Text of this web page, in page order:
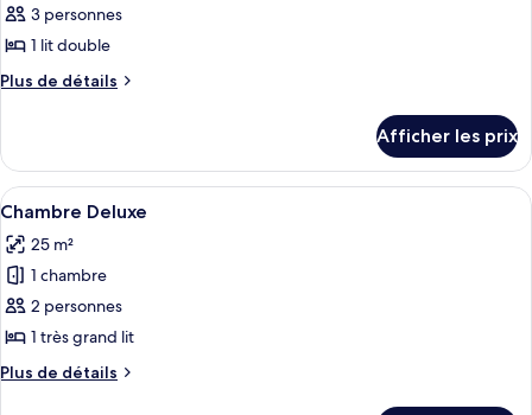
pour
ce
type
de
Chambre
Deluxe
3 personnes
1 lit double
Plus de détails
Plus
Chambre
Deluxe
Afficher les prix
Afficher
toutes
les
photos
pour
ce
type
de
Une chambre d’hôtel avec un
4
Chambre Deluxe
25 m²
1 chambre
2 personnes
1 très grand lit
Plus de détails
Plus